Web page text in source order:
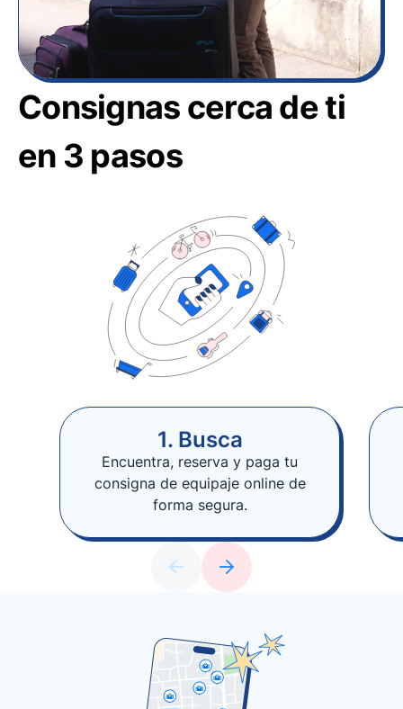
Consignas cerca de ti
en 3 pasos
1. Busca
Encuentra, reserva y paga tu
consigna de equipaje online de
forma segura.